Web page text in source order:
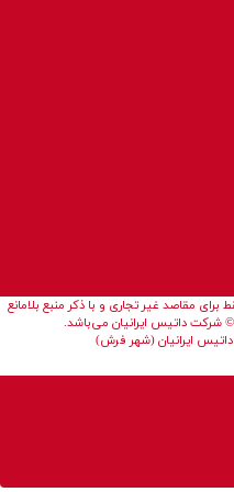
مقاصد غیر تجاری و با ذکر منبع بلامانع
داتیس ایرانیان می‌باشد.
ایرانیان (شهر فرش)